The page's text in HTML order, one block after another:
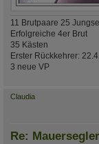
11 Brutpaare 25
Erfolgreiche 4er Brut
35 Kästen
Erster Rückkehrer:
3 neue VP
Claudia
Re: